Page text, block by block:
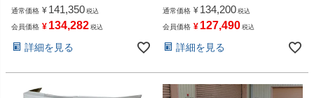
通常価格 ¥ 141,350 税込
会員価格 ¥ 134,282 税込
詳細を見る
通常価格 ¥ 134,200 税込
会員価格 ¥ 127,490 税込
詳細を見る